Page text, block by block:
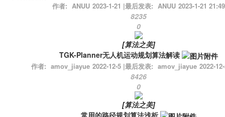
作者: ANUU 2023-1-21 |最后发表: ANUU 2023-1-21 21:49
8235
0
[算法之美]
TGK-Planner无人机运动规划算法解读
作者: amov_jiayue 2022-12-5 |最后发表: amov_jiayue 2022-
8426
0
[算法之美]
常用的路径规划算法浅析